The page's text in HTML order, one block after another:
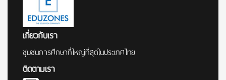
เกี่ยวกับเรา
ชุมชนการศึกษาที่ใหญ่ที่สุดในประเทศไทย
ติดตามเรา